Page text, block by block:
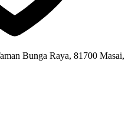
Bunga Raya, 81700 Masai,